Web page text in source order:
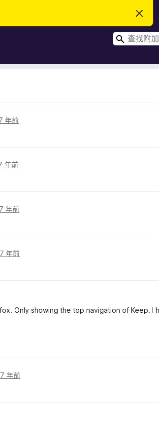
忽
此
通
知
搜
年前
年前
7 年前
7 年前
Only showing the top navigation of Keep. I
7 年前